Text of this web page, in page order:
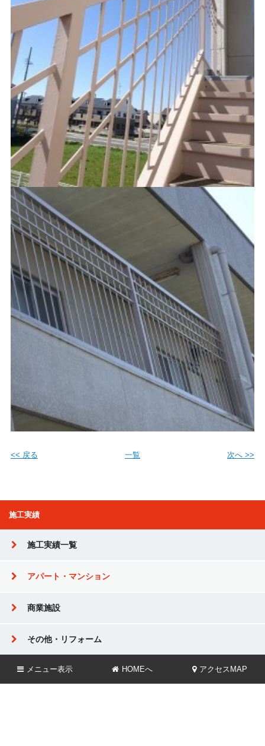
<< 戻る 一覧 次へ >>
施工実績
施工実績一覧
アパート・マンション
商業施設
その他・リフォーム
メニュー表示 HOMEへ アクセスMAP